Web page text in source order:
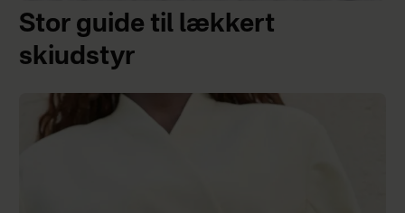
Stor guide til lækkert
skiudstyr